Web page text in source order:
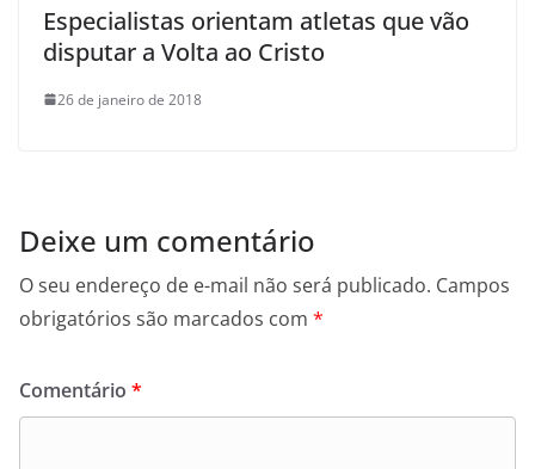
Especialistas orientam atletas que vão
disputar a Volta ao Cristo
26 de janeiro de 2018
Deixe um comentário
O seu endereço de e-mail não será publicado. Campos
obrigatórios são marcados com *
Comentário *